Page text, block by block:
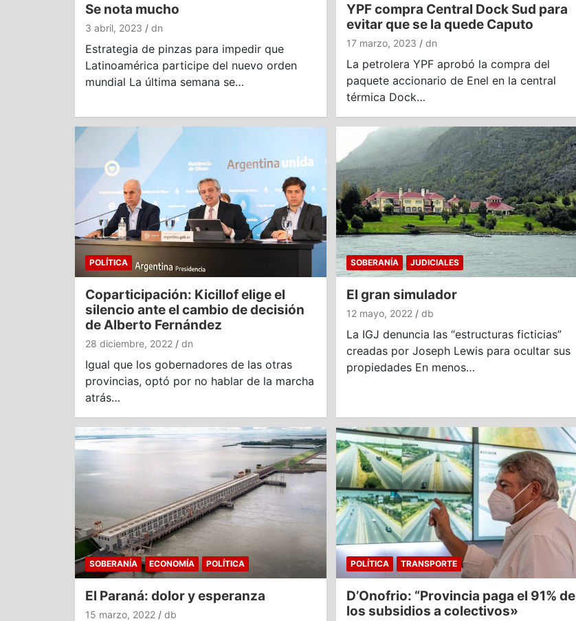
Se nota mucho
3 abril, 2023 dn
Estrategia de pinzas para impedir que
Latinoamérica participe del nuevo orden
mundial La última semana se…
YPF compra Central Dock Sud para
evitar que se la quede Caputo
17 marzo, 2023 dn
La petrolera YPF aprobó la compra del
paquete accionario de Enel en la central
térmica Dock…
POLÍTICA
Coparticipación: Kicillof elige el
silencio ante el cambio de decisión
de Alberto Fernández
28 diciembre, 2022 dn
Igual que los gobernadores de las otras
provincias, optó por no hablar de la marcha
atrás…
SOBERANÍA JUDICIALES
El gran simulador
12 mayo, 2022 db
La IGJ denuncia las “estructuras ficticias”
creadas por Joseph Lewis para ocultar sus
propiedades En menos…
SOBERANÍA ECONOMÍA POLÍTICA
El Paraná: dolor y esperanza
15 marzo, 2022 db
POLÍTICA TRANSPORTE
D’Onofrio: “Provincia paga el 91% de
los subsidios a colectivos»